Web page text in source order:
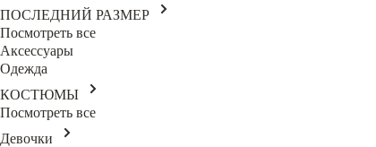
ПОСЛЕДНИЙ РАЗМЕР
Посмотреть все
Аксессуары
Одежда
КОСТЮМЫ
Посмотреть все
Девочки